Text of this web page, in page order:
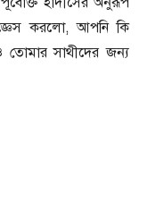
করলো, আপনি কি
সাথীদের জন্য